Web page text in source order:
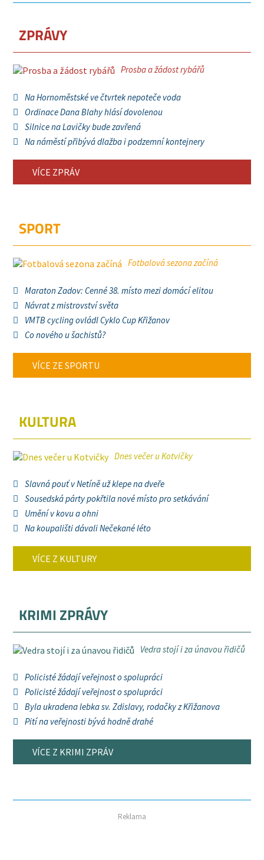
ZPRÁVY
Prosba a žádost rybářů
Na Hornoměstské ve čtvrtek nepoteče voda
Ordinace Dana Blahy hlásí dovolenou
Silnice na Lavičky bude zavřená
Na náměstí přibývá dlažba i podzemní kontejnery
VÍCE ZPRÁV
SPORT
Fotbalová sezona začíná
Maraton Zadov: Cenné 38. místo mezi domácí elitou
Návrat z mistrovství světa
VMTB cycling ovládl Cyklo Cup Křižanov
Co nového u šachistů?
VÍCE ZE SPORTU
KULTURA
Dnes večer u Kotvičky
Slavná pouť v Netíně už klepe na dveře
Sousedská párty pokřtila nové místo pro setkávání
Umění v kovu a ohni
Na koupališti dávali Nečekané léto
VÍCE Z KULTURY
KRIMI ZPRÁVY
Vedra stojí i za únavou řidičů
Policisté žádají veřejnost o spolupráci
Policisté žádají veřejnost o spolupráci
Byla ukradena lebka sv. Zdislavy, rodačky z Křižanova
Pití na veřejnosti bývá hodně drahé
VÍCE Z KRIMI ZPRÁV
Reklama